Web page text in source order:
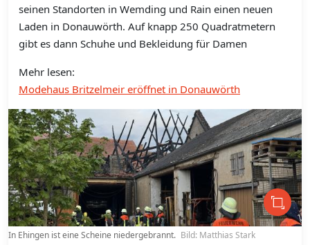
seinen Standorten in Wemding und Rain einen neuen
Laden in Donauwörth. Auf knapp 250 Quadratmetern
gibt es dann Schuhe und Bekleidung für Damen
Mehr lesen:
Modehaus Britzelmeir eröffnet in Donauwörth
In Ehingen ist eine Scheine niedergebrannt. Bild: Matthias Stark